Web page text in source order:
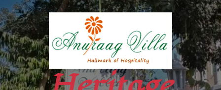
Skip
to
content